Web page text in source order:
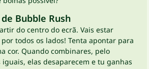
Bubble Rush
do centro do ecrã. Vais estar
todos os lados! Tenta apontar para
cor. Quando combinares, pelo
elas desaparecem e tu ganhas